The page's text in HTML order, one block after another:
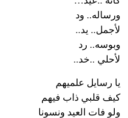
ورساله.. ود
لأجمل.. يد..
وبوسه.. رد
لأحلي ..خد..
يا رسايل علميهم
كيف قلبي ذاب فيهم
ولو فات العيد ونسونا